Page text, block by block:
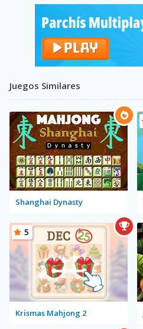
Juegos Similares
Shanghai Dynasty
Krismas Mahjong 2
5